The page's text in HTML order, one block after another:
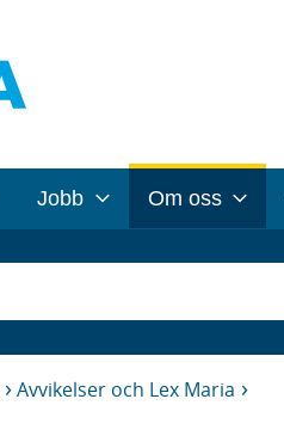
Jobb Om oss
Avvikelser och Lex Maria